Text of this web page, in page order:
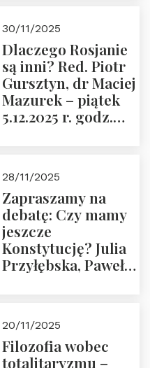
zwiedzanie
Muzeum Żołnierzy
Wyklętych i
Więźniów
Politycznych PRL o
godz. 16:00 – 19
30/11/2025
Dlaczego Rosjanie
są inni? Red. Piotr
Gursztyn, dr Maciej
Mazurek – piątek
5.12.2025 r. godz.
28/11/2025
Zapraszamy na
debatę: Czy mamy
jeszcze
Konstytucję? Julia
Przyłębska, Paweł
Przemysław
Sobolewski – 4
20/11/2025
Filozofia wobec
totalitaryzmu –